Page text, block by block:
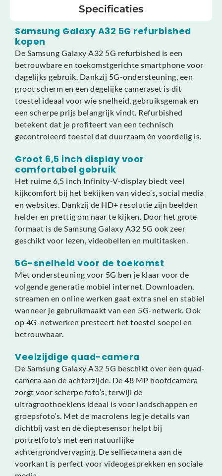
Specificaties
Samsung Galaxy A32 5G refurbished
kopen
De Samsung Galaxy A32 5G refurbished is een
betrouwbare en toekomstgerichte smartphone voor
dagelijks gebruik. Dankzij 5G-ondersteuning, een
groot scherm en een degelijke cameraset is dit
toestel ideaal voor wie snelheid, gebruiksgemak en
een scherpe prijs belangrijk vindt. Refurbished
betekent dat je profiteert van een technisch
gecontroleerd toestel dat duurzaam én voordelig is.
Groot 6,5 inch display voor
comfortabel gebruik
Het ruime 6,5 inch Infinity-V-display biedt veel
kijkcomfort bij het bekijken van video’s, social media
en websites. Dankzij de HD+ resolutie zijn beelden
helder en prettig om naar te kijken. Door het grote
formaat is de Samsung Galaxy A32 5G ook zeer
geschikt voor lezen, videobellen en multitasken.
5G-snelheid voor de toekomst
Met ondersteuning voor 5G ben je klaar voor de
volgende generatie mobiel internet. Downloaden,
streamen en online werken gaat extra snel en stabiel
wanneer je gebruikmaakt van een 5G-netwerk. Ook
op 4G-netwerken presteert het toestel soepel en
betrouwbaar.
Veelzijdige quad-camera
De Samsung Galaxy A32 5G beschikt over een quad-
camera aan de achterzijde. De 48 MP hoofdcamera
zorgt voor scherpe foto’s, terwijl de
ultragroothoeklens ideaal is voor landschappen en
groepsfoto’s. Met de macrolens leg je details van
dichtbij vast en de dieptesensor helpt bij
portretfoto’s met een natuurlijke
achtergrondvervaging. De selfiecamera aan de
voorkant is perfect voor videogesprekken en sociale